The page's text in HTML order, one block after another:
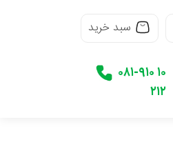
سبد خرید
۰۸۱-۹۱۰ ۱۰
۲۱۲